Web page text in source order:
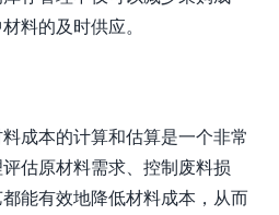
料的及时供应。
成本的计算和估算是一个非常
估原材料需求、控制废料损
能有效地降低材料成本，从而